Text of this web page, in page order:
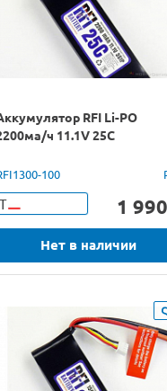
RFI Li-PO
ч 11.1V 25С
100
Т 1 990
Нет в наличии